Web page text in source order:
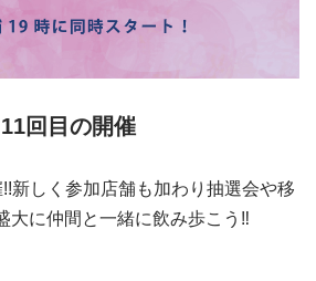
11回目の開催
新しく参加店舗も加わり抽選会や移
大に仲間と一緒に飲み歩こう‼